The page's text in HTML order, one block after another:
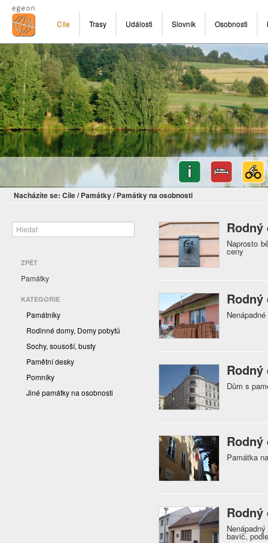
Cíle Trasy Události Slovník Osobnosti
Nacházíte se: Cíle/ Památky/ Památky na osobnosti
ZPĚT
Památky
KATEGORIE
Památníky
Rodinné domy, Domy pobytů
Sochy, sousoší, busty
Pamětní desky
Pomníky
Jiné památky na osobnosti
Naprosto
ceny
Rodný
Dům s
Rodný
Památka
bavič,